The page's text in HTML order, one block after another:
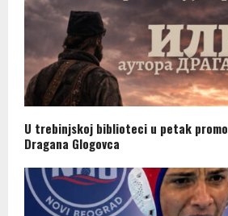
U trebinjskoj biblioteci u petak
Dragana Glogovca